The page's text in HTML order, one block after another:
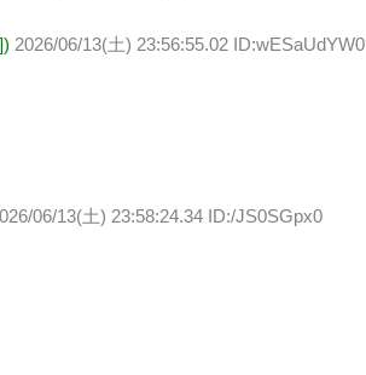
2026/06/13(土) 23:56:55.02 ID:wESaUdYW0
06/13(土) 23:58:24.34 ID:/JS0SGpx0